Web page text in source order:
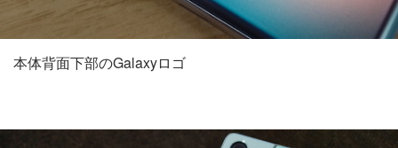
本体背面下部のGalaxyロゴ